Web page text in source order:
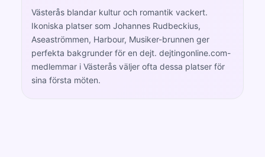
Västerås blandar kultur och romantik vackert.
Ikoniska platser som Johannes Rudbeckius,
Aseaströmmen, Harbour, Musiker-brunnen ger
perfekta bakgrunder för en dejt. dejtingonline.com-
medlemmar i Västerås väljer ofta dessa platser för
sina första möten.